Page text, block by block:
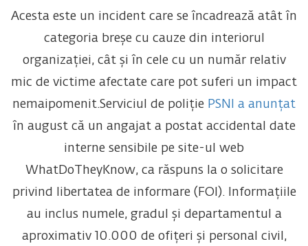
Acesta este un incident care se încadrează atât în
categoria breșe cu cauze din interiorul
organizației, cât și în cele cu un număr relativ
mic de victime afectate care pot suferi un impact
nemaipomenit.Serviciul de poliție PSNI a anunțat
în august că un angajat a postat accidental date
interne sensibile pe site-ul web
WhatDoTheyKnow, ca răspuns la o solicitare
privind libertatea de informare (FOI). Informațiile
au inclus numele, gradul și departamentul a
aproximativ 10.000 de ofițeri și personal civil,